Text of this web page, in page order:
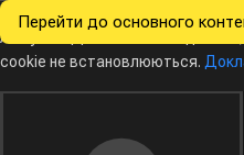
Перейти до основного
Всеукраїнські
з інформатики
Ми хочемо збирати знеособлену
Analytics. Доки ви не
cookie не встановлюються.